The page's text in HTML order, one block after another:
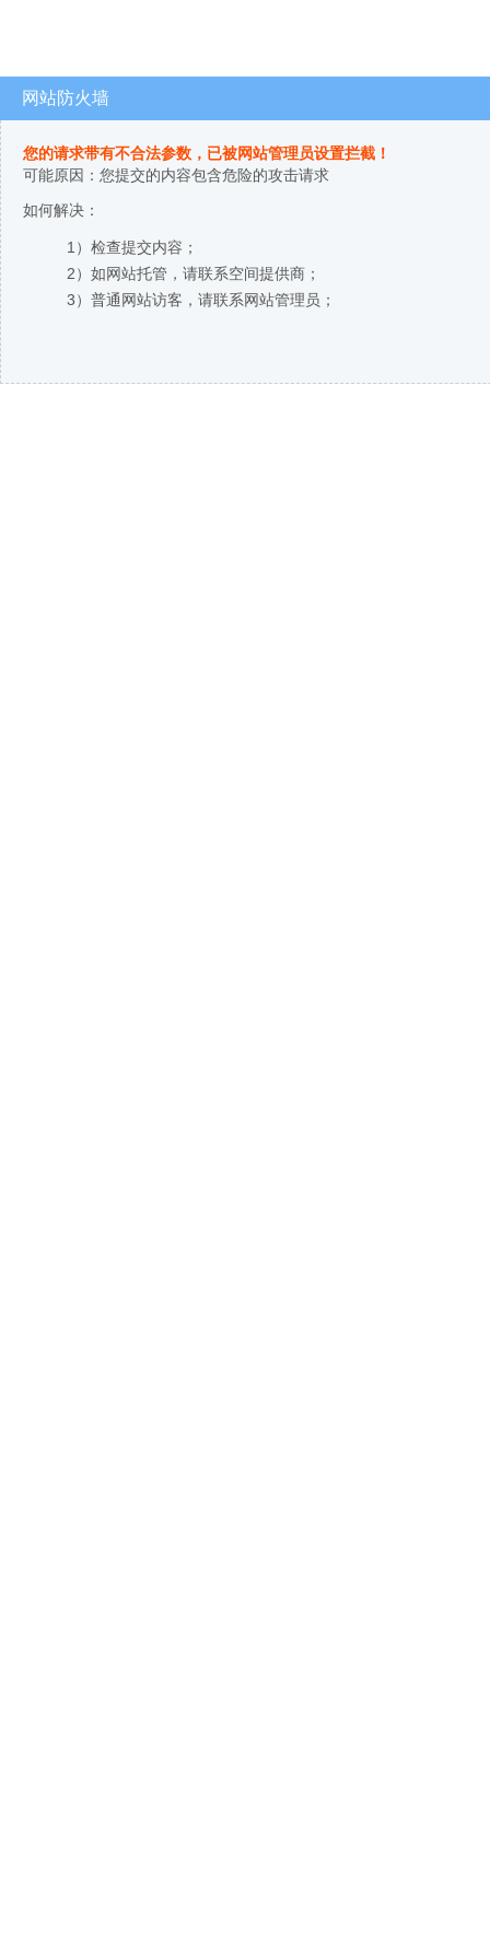
网站防火墙
您的请求带有不合法参数，已被网站管理员设置拦截！
可能原因：您提交的内容包含危险的攻击请求
如何解决：
1）检查提交内容；
2）如网站托管，请联系空间提供商；
3）普通网站访客，请联系网站管理员；